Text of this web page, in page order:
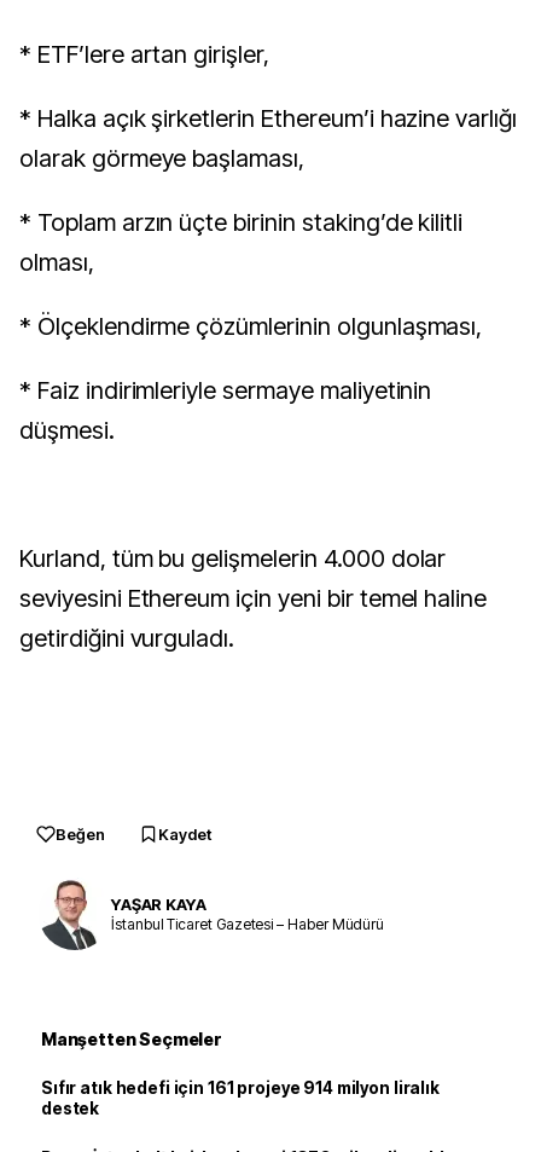
* ETF’lere artan girişler,
* Halka açık şirketlerin Ethereum’i hazine varlığı
olarak görmeye başlaması,
* Toplam arzın üçte birinin staking’de kilitli
olması,
* Ölçeklendirme çözümlerinin olgunlaşması,
* Faiz indirimleriyle sermaye maliyetinin
düşmesi.
Kurland, tüm bu gelişmelerin 4.000 dolar
seviyesini Ethereum için yeni bir temel haline
getirdiğini vurguladı.
Beğen Kaydet
YAŞAR KAYA
İstanbul Ticaret Gazetesi – Haber Müdürü
Manşetten Seçmeler
Sıfır atık hedefi için 161 projeye 914 milyon liralık
destek